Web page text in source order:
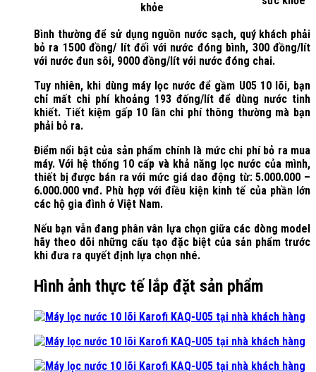
khỏe
Bình thường để sử dụng nguồn nước sạch, quý khách phải
bỏ ra 1500 đồng/ lít đối với nước đóng bình, 300 đồng/lít
với nước đun sôi, 9000 đồng/lít với nước đóng chai.
Tuy nhiên, khi dùng máy lọc nước để gầm U05 10 lõi, bạn
chỉ mất chi phí khoảng 193 đống/lít để dùng nước tinh
khiết. Tiết kiệm gấp 10 lần chi phí thông thường mà bạn
phải bỏ ra.
Điểm nổi bật của sản phẩm chính là mức chi phí bỏ ra mua
máy. Với hệ thống 10 cấp và khả năng lọc nước của mình,
thiết bị được bán ra với mức giá dao động từ: 5.000.000 –
6.000.000 vnđ. Phù hợp với điều kiện kinh tế của phần lớn
các hộ gia đình ở Việt Nam.
Nếu bạn vẫn đang phân vân lựa chọn giữa các dòng model
hãy theo dõi những cấu tạo đặc biệt của sản phẩm trước
khi đưa ra quyết định lựa chọn nhé.
Hình ảnh thực tế lắp đặt sản phẩm